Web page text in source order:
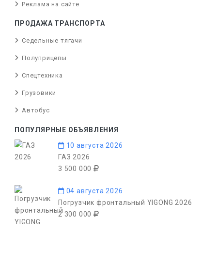
Реклама на сайте
ПРОДАЖА ТРАНСПОРТА
Седельные тягачи
Полуприцепы
Спецтехника
Грузовики
Автобус
ПОПУЛЯРНЫЕ ОБЪЯВЛЕНИЯ
10 августа 2026
ГАЗ 2026
3 500 000
04 августа 2026
Погрузчик фронтальный YIGONG 2026
2 300 000